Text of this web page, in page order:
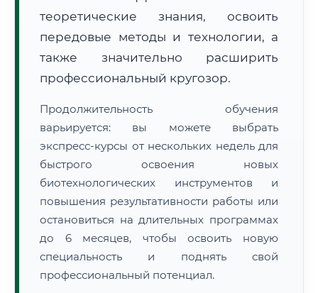
📜 Документы и аккредитация ФИС ФРДО
🔍Нажмите на документ для увеличения и просмотра
теоретические знания, освоить
передовые методы и технологии, а
также значительно расширить
профессиональный кругозор.
Продолжительность обучения
варьируется: вы можете выбрать
экспресс-курсы от нескольких недель для
быстрого освоения новых
биотехнологических инструментов и
повышения результативности работы или
остановиться на длительных программах
до 6 месяцев, чтобы освоить новую
специальность и поднять свой
профессиональный потенциал.